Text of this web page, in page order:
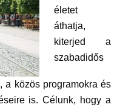
életet
áthatja,
kiterjed a
szabadidős
a közös programokra és
is. Célunk, hogy a